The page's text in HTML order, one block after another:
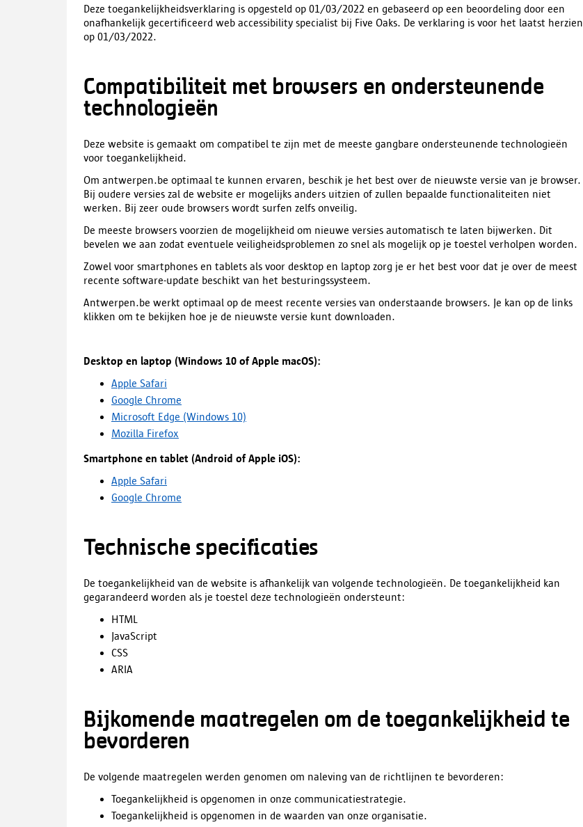
Deze toegankelijkheidsverklaring is opgesteld op 01/03/2022 en gebaseerd op een beoordeling door een
onafhankelijk gecertificeerd web accessibility specialist bij Five Oaks. De verklaring is voor het laatst herzien
op 01/03/2022.
Compatibiliteit met browsers en ondersteunende
technologieën
Deze website is gemaakt om compatibel te zijn met de meeste gangbare ondersteunende technologieën
voor toegankelijkheid.
Om antwerpen.be optimaal te kunnen ervaren, beschik je het best over de nieuwste versie van je browser.
Bij oudere versies zal de website er mogelijks anders uitzien of zullen bepaalde functionaliteiten niet
werken. Bij zeer oude browsers wordt surfen zelfs onveilig.
De meeste browsers voorzien de mogelijkheid om nieuwe versies automatisch te laten bijwerken. Dit
bevelen we aan zodat eventuele veiligheidsproblemen zo snel als mogelijk op je toestel verholpen worden.
Zowel voor smartphones en tablets als voor desktop en laptop zorg je er het best voor dat je over de meest
recente software-update beschikt van het besturingssysteem.
Antwerpen.be werkt optimaal op de meest recente versies van onderstaande browsers. Je kan op de links
klikken om te bekijken hoe je de nieuwste versie kunt downloaden.
Desktop en laptop (Windows 10 of Apple macOS):
Apple Safari
Google Chrome
Microsoft Edge (Windows 10)
Mozilla Firefox
Smartphone en tablet (Android of Apple iOS):
Apple Safari
Google Chrome
Technische specificaties
De toegankelijkheid van de website is afhankelijk van volgende technologieën. De toegankelijkheid kan
gegarandeerd worden als je toestel deze technologieën ondersteunt:
HTML
JavaScript
CSS
ARIA
Bijkomende maatregelen om de toegankelijkheid te
bevorderen
De volgende maatregelen werden genomen om naleving van de richtlijnen te bevorderen:
Toegankelijkheid is opgenomen in onze communicatiestrategie.
Toegankelijkheid is opgenomen in de waarden van onze organisatie.